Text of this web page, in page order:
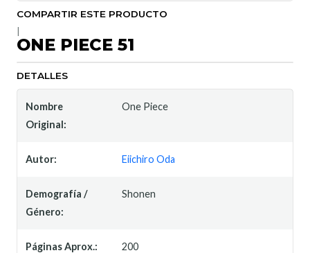
COMPARTIR ESTE PRODUCTO
ONE PIECE 51
DETALLES
Nombre
Original:
One Piece
Autor: Eiichiro Oda
Demografía /
Género:
Shonen
Páginas Aprox.: 200